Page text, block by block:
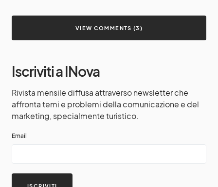
VIEW COMMENTS (3)
Iscriviti a INova
Rivista mensile diffusa attraverso newsletter che
affronta temi e problemi della comunicazione e del
marketing, specialmente turistico.
Email